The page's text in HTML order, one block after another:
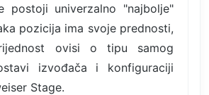
postoji univerzalno "najbolje"
pozicija ima svoje prednosti,
ovisi o tipu samog
izvođača i konfiguraciji
Stage.